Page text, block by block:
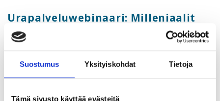
Suostumus Yksityiskohdat Tietoja
Tämä sivusto käyttää evästeitä
Urapalveluwebinaari: Milleniaalit
työelämässä
18.08.2021
hakevat työltä ja johtamiselta. Webinaarissa esitellään